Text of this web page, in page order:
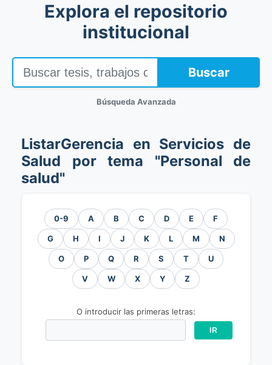
Explora el repositorio
institucional
Buscar
Búsqueda Avanzada
ListarGerencia en Servicios de
Salud por tema "Personal de
salud"
0-9 A B C D E F
G H I J K L M N
O P Q R S T U
V W X Y Z
O introducir las primeras letras: